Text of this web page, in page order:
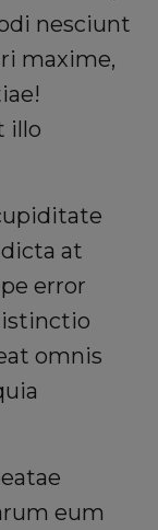
nesciunt
maxime,
illo
at
error
omnis
eum